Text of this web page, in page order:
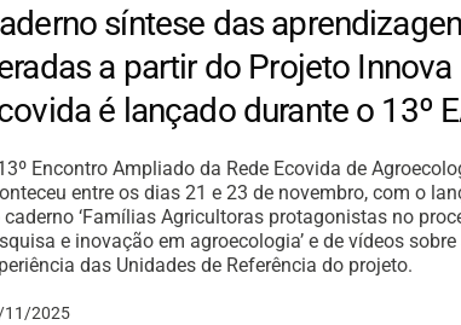
síntese das
a partir do Projeto Innova
é lançado durante o 13º
Encontro Ampliado da Rede Ecovida de
entre os dias 21 e 23 de novembro, com o
caderno ‘Famílias Agricultoras protagonistas no
e inovação em agroecologia’ e de vídeos sobre
das Unidades de Referência do projeto.
11/2025